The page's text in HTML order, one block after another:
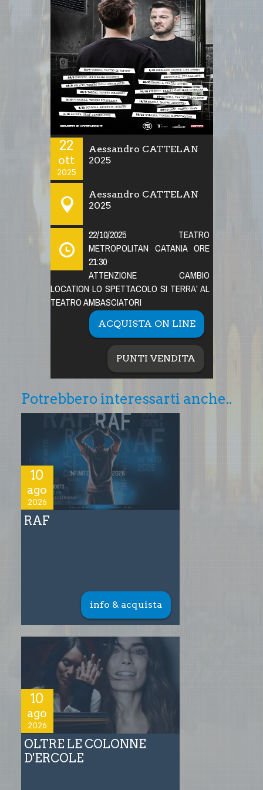
22
ott
2025
Aessandro CATTELAN
2025
Aessandro CATTELAN
2025
22/10/2025 TEATRO
METROPOLITAN CATANIA ORE
21:30
ATTENZIONE CAMBIO
LOCATION LO SPETTACOLO SI TERRA' AL
TEATRO AMBASCIATORI
ACQUISTA ON LINE
PUNTI VENDITA
Potrebbero interessarti anche..
10
ago
2026
RAF
info & acquista
10
ago
2026
OLTRE LE COLONNE
D'ERCOLE